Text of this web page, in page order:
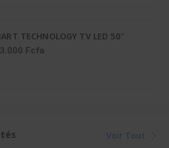
TECHNOLOGY TV LED 50″
5007A – HDMI – FHD – 3D –
–
Fcfa
Voir Tout